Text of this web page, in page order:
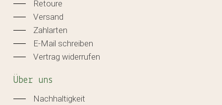
Retoure
Versand
Zahlarten
E-Mail schreiben
Vertrag widerrufen
Über uns
Nachhaltigkeit